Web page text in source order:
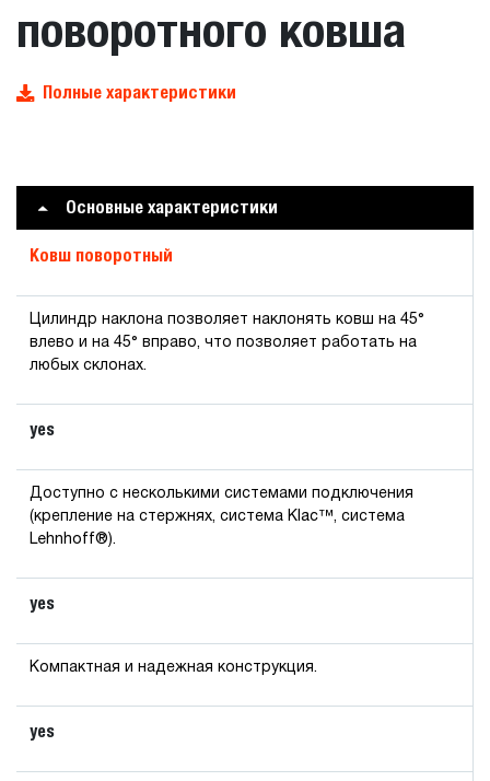
поворотного ковша
Полные характеристики
Основные характеристики
Ковш поворотный
Цилиндр наклона позволяет наклонять ковш на 45°
влево и на 45° вправо, что позволяет работать на
любых склонах.
yes
Доступно с несколькими системами подключения
(крепление на стержнях, система Klac™, система
Lehnhoff®).
yes
Компактная и надежная конструкция.
yes